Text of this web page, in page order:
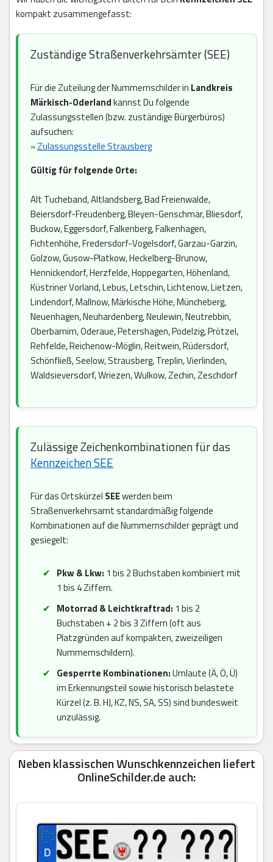
kompakt zusammengefasst:
Zuständige Straßenverkehrsämter (SEE)
Für die Zuteilung der Nummernschilder in Landkreis
Märkisch-Oderlandkannst Du folgende
Zulassungsstellen (bzw. zuständige Bürgerbüros)
aufsuchen:
»Zulassungsstelle Strausberg
Gültig für folgende Orte:
Alt Tucheband, Altlandsberg, Bad Freienwalde,
Beiersdorf-Freudenberg, Bleyen-Genschmar, Bliesdorf,
Buckow, Eggersdorf, Falkenberg, Falkenhagen,
Fichtenhöhe, Fredersdorf-Vogelsdorf, Garzau-Garzin,
Golzow, Gusow-Platkow, Heckelberg-Brunow,
Hennickendorf, Herzfelde, Hoppegarten, Höhenland,
Küstriner Vorland, Lebus, Letschin, Lichtenow, Lietzen,
Lindendorf, Mallnow, Märkische Höhe, Müncheberg,
Neuenhagen, Neuhardenberg, Neulewin, Neutrebbin,
Oberbarnim, Oderaue, Petershagen, Podelzig, Prötzel,
Rehfelde, Reichenow-Möglin, Reitwein, Rüdersdorf,
Schönfließ, Seelow, Strausberg, Treplin, Vierlinden,
Waldsieversdorf, Wriezen, Wulkow, Zechin, Zeschdorf
Zulässige Zeichenkombinationen für das
Kennzeichen SEE
Für das Ortskürzel SEEwerden beim
Straßenverkehrsamt standardmäßig folgende
Kombinationen auf die Nummernschilder geprägt und
gesiegelt:
Pkw & Lkw: 1 bis 2 Buchstaben kombiniert mit
1 bis 4 Ziffern.
Motorrad & Leichtkraftrad: 1 bis 2
Buchstaben + 2 bis 3 Ziffern (oft aus
Platzgründen auf kompakten, zweizeiligen
Nummernschildern).
Gesperrte Kombinationen:Umlaute (Ä, Ö, Ü)
im Erkennungsteil sowie historisch belastete
Kürzel (z. B. HJ, KZ, NS, SA, SS) sind bundesweit
unzulässig.
Neben klassischen Wunschkennzeichen liefert
OnlineSchilder.de auch: